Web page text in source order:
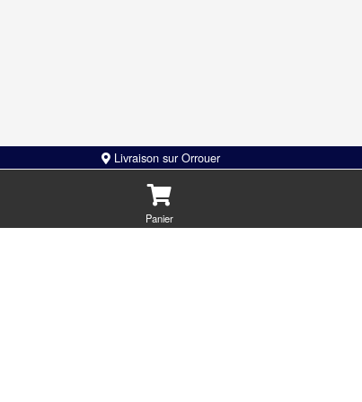
Steak façon bouchère, double tranche de
Livraison sur Orrouer
Panier